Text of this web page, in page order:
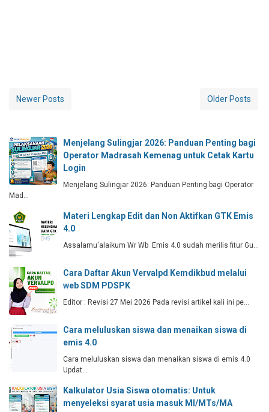
Newer Posts Older Posts
Menjelang Sulingjar 2026: Panduan Penting bagi
Operator Madrasah Kemenag untuk Cetak Kartu
Login
Menjelang Sulingjar 2026: Panduan Penting bagi Operator
Mad…
Materi Lengkap Edit dan Non Aktifkan GTK Emis
4.0
Assalamu'alaikum Wr Wb Emis 4.0 sudah merilis fitur Gu…
Cara Daftar Akun Vervalpd Kemdikbud melalui
web SDM PDSPK
Editor : Revisi 27 Mei 2026 Pada revisi artikel kali ini pe…
Cara meluluskan siswa dan menaikan siswa di
emis 4.0
Cara meluluskan siswa dan menaikan siswa di emis 4.0
Updat…
Kalkulator Usia Siswa otomatis: Untuk
menyeleksi syarat usia masuk MI/MTs/MA